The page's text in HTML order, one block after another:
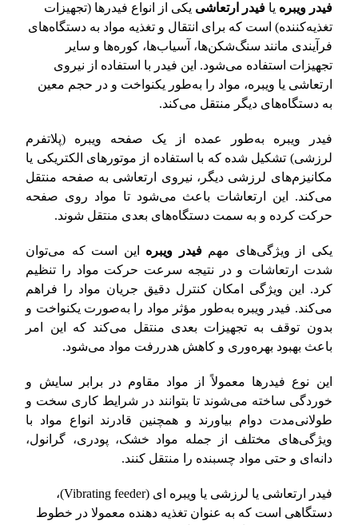
فیدر ویبره یافیدر ارتعاشی یکی از انواع فیدرها (تجهیزات
تغذیه‌کننده) است که برای انتقال و تغذیه مواد به دستگاه‌های
فرآیندی مانند سنگ‌شکن‌ها، آسیاب‌ها، کوره‌ها و سایر
تجهیزات استفاده می‌شود. این فیدر با استفاده از نیروی
ارتعاشی یا ویبره، مواد را به‌طور یکنواخت و در حجم معین
به دستگاه‌های دیگر منتقل می‌کند.
فیدر ویبره به‌طور عمده از یک صفحه ویبره (پلاتفرم
لرزشی) تشکیل شده که با استفاده از موتورهای الکتریکی یا
مکانیزم‌های لرزشی دیگر، نیروی ارتعاشی به صفحه منتقل
می‌کند. این ارتعاشات باعث می‌شود تا مواد روی صفحه
حرکت کرده و به سمت دستگاه‌های بعدی منتقل شوند.
یکی از ویژگی‌های مهمفیدر ویبره این است که می‌توان
شدت ارتعاشات و در نتیجه سرعت حرکت مواد را تنظیم
کرد. این ویژگی امکان کنترل دقیق جریان مواد را فراهم
می‌کند. فیدر ویبره به‌طور مؤثر مواد را به‌صورت یکنواخت و
بدون توقف به تجهیزات بعدی منتقل می‌کند که این امر
باعث بهبود بهره‌وری و کاهش هدررفت مواد می‌شود.
این نوع فیدرها معمولاً از مواد مقاوم در برابر سایش و
خوردگی ساخته می‌شوند تا بتوانند در شرایط کاری سخت و
طولانی‌مدت دوام بیاورند و همچنین قادرند انواع مواد با
ویژگی‌های مختلف از جمله مواد خشک، پودری، گرانول،
دانه‌ای و حتی مواد چسبنده را منتقل کنند.
فیدر ارتعاشی یا لرزشی یا ویبره ای (Vibrating feeder)،
دستگاهی است که به عنوان تغذیه دهنده معمولا در خطوط